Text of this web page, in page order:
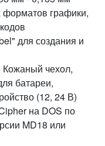
форматов графики,
для создания и
Кожаный чехол,
батареи,
(12, 24 В)
на DOS по
MD18 или